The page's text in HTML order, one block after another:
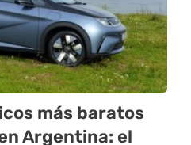
más baratos
Argentina: el